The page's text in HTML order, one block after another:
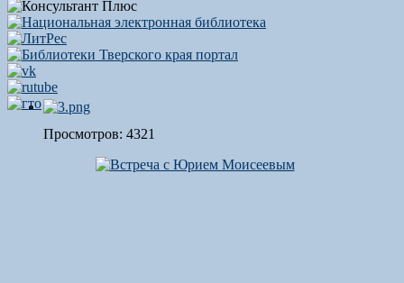
Просмотров: 4321